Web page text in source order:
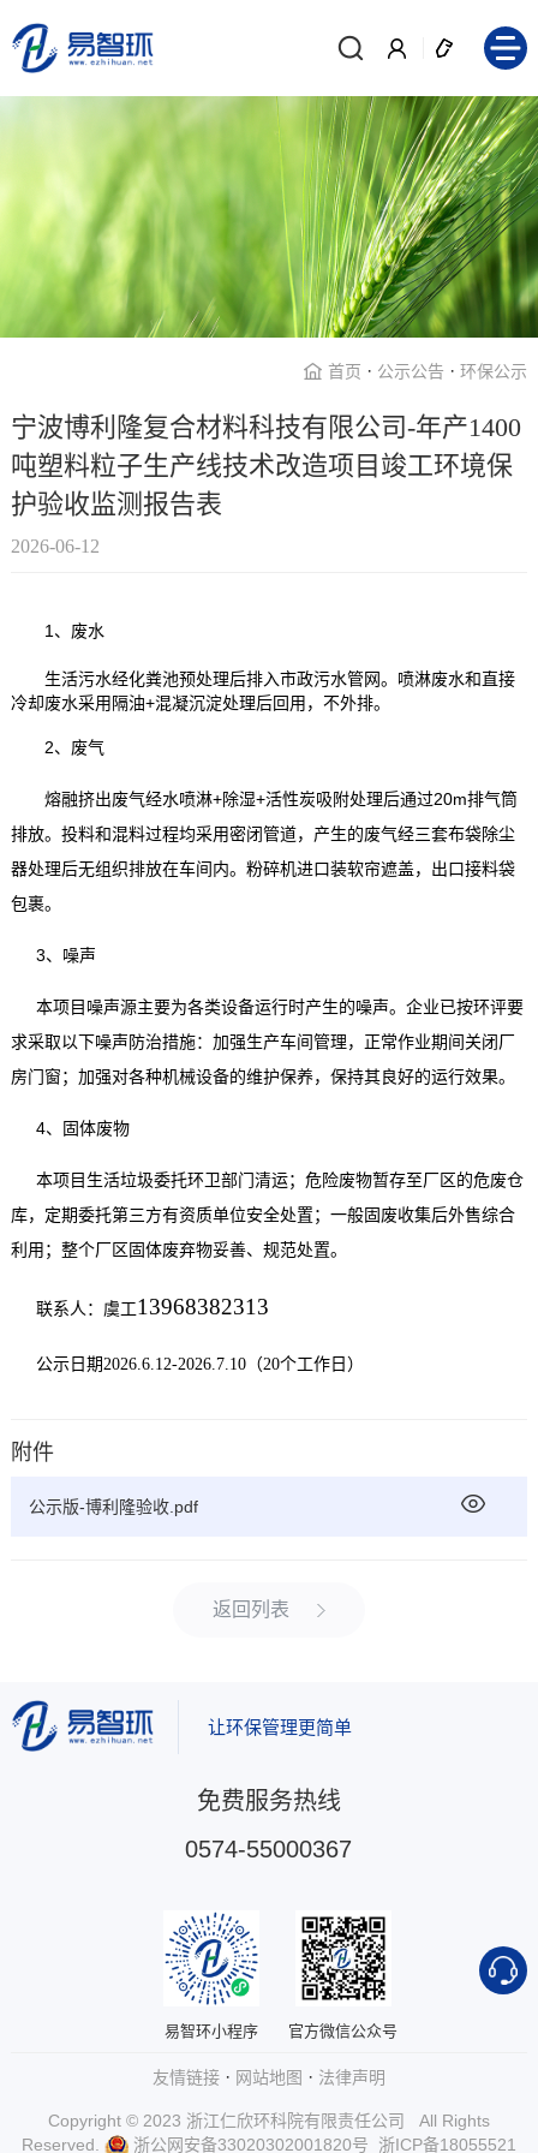
首页 · 公示公告 ·环保公示
宁波博利隆复合材料科技有限公司-年产1400
吨塑料粒子生产线技术改造项目竣工环境保
护验收监测报告表
2026-06-12
1 、废水
生活污水经化粪池预处理后排入市政污水管网。喷淋废水和直接
冷却废水采用隔油+混凝沉淀处理后回用，不外排。
2、废气
熔融挤出废气经水喷淋+除湿+活性炭吸附处理后通过20m排气筒
排放。投料和混料过程均采用密闭管道，产生的废气经三套布袋除尘
器处理后无组织排放在车间内。粉碎机进口装软帘遮盖，出口接料袋
包裹。
3、噪声
本项目噪声源主要为各类设备运行时产生的噪声。企业已按环评要
求采取以下噪声防治措施：加强生产车间管理，正常作业期间关闭厂
房门窗；加强对各种机械设备的维护保养，保持其良好的运行效果。
4、固体废物
本项目生活垃圾委托环卫部门清运；危险废物暂存至厂区的危废仓
库，定期委托第三方有资质单位安全处置；一般固废收集后外售综合
利用；整个厂区固体废弃物妥善、规范处置。
联系人：虞工13968382313
公示日期2026.6.12-2026.7.10（20个工作日）
附件
公示版-博利隆验收.pdf
返回列表
让环保管理更简单
免费服务热线
0574-55000367
易智环小程序 官方微信公众号
友情链接· 网站地图 · 法律声明
Copyright © 2023 浙江仁欣环科院有限责任公司 All Rights
Reserved.
浙公网安备33020302001820号 浙ICP备18055521